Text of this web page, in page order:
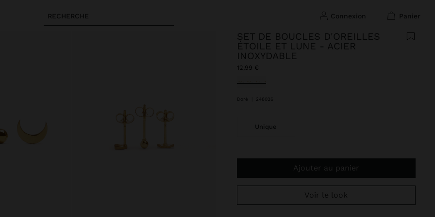
RECHERCHE connexion panier
SET DE BOUCLES D'OREILLES
ÉTOILE ET LUNE - ACIER
INOXYDABLE
12,99 €
sélectionné(s)
Doré 248026
Unique
Ajouter au panier
Voir le look